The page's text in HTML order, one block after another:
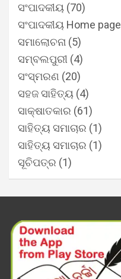
ସଂପାଦକୀୟ (70)
ସଂପାଦକୀୟ Home page
ସମାଲୋଚନା (5)
ସମ୍ବଲପୁରୀ (4)
ସଂସ୍ମରଣ (20)
ସହଜ ସାହିତ୍ୟ (4)
ସାକ୍ଷାତକାର (61)
ସାହିତ୍ୟ ସମାଚାର (1)
ସାହିତ୍ୟ ସମାଚାର (1)
ସୂଚିପତ୍ର (1)